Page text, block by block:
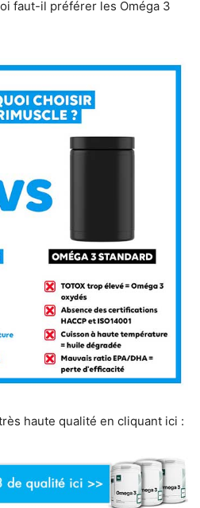
faut-il préférer les Oméga 3
haute qualité en cliquant ici :